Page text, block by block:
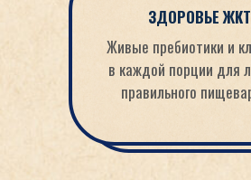
ЗДОРОВЬЕ ЖКТ
Живые пребиотики и
в каждой порции для
правильного